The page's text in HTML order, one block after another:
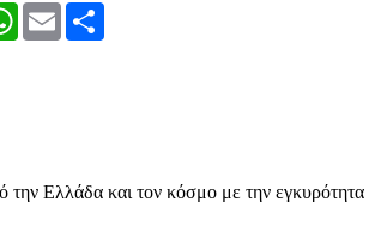
WhatsApp
Email
την Ελλάδα και τον κόσμο με την εγκυρότητα